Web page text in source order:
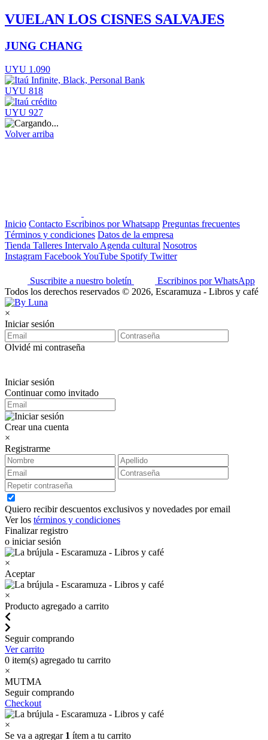
VUELAN LOS CISNES SALVAJES
JUNG CHANG
UYU 1.090
UYU 818
UYU 927
Volver arriba
Inicio Contacto Escribinos por Whatsapp Preguntas frecuentes
Términos y condiciones Datos de la empresa
Tienda Talleres Intervalo Agenda cultural Nosotros
Instagram FacebookYouTube Spotify Twitter
Suscribite a nuestro boletín
Escribinos por WhatsApp
Todos los derechos reservados © 2026, Escaramuza - Libros y café
×
Iniciar sesión
Olvidé mi contraseña
Iniciar sesión
Continuar como invitado
Crear una cuenta
×
Registrarme
Quiero recibir descuentos exclusivos y novedades por email
Ver los términos y condiciones
Finalizar registro
o iniciar sesión
×
Aceptar
×
Producto agregado a carrito
Seguir comprando
Ver carrito
0 item(s) agregado tu carrito
×
MUTMA
Seguir comprando
Checkout
×
Se va a agregar 1 ítem a tu carrito